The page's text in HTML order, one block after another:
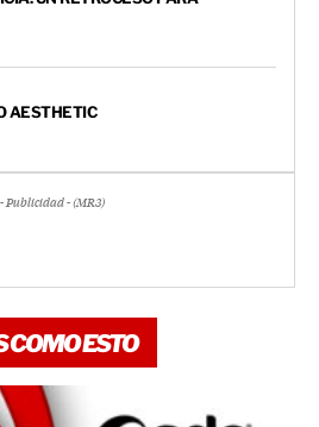
AESTHETIC
- Publicidad - (MR3)
COMO ESTO